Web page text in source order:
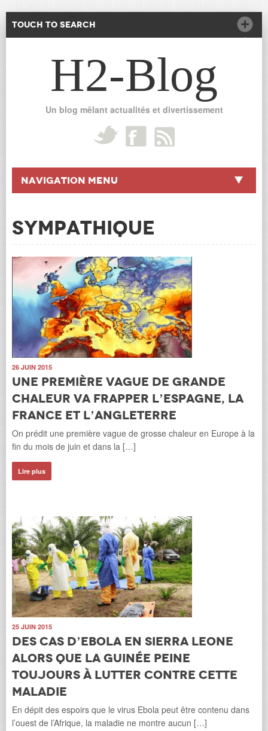
Touch to Search
H2-Blog
Un blog mêlant actualités et divertissement
Navigation Menu
SYMPATHIQUE
26 JUIN 2015
Une première vague de grande
chaleur va frapper l’Espagne, la
France et l’Angleterre
On prédit une première vague de grosse chaleur en Europe à la
fin du mois de juin et dans la […]
Lire plus
25 JUIN 2015
Des cas d’Ebola en Sierra Leone
alors que la Guinée peine
toujours à lutter contre cette
maladie
En dépit des espoirs que le virus Ebola peut être contenu dans
l’ouest de l’Afrique, la maladie ne montre aucun […]